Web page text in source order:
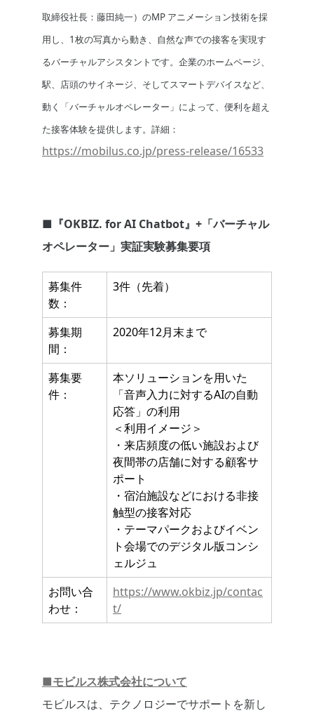
取締役社長：藤田純一）のMP アニメーション技術を採
用し、1枚の写真から動き、自然な声での接客を実現す
るバーチャルアシスタントです。企業のホームページ、
駅、店頭のサイネージ、そしてスマートデバイスなど、
動く「バーチャルオペレーター」によって、便利を超え
た接客体験を提供します。詳細：
https://mobilus.co.jp/press-release/16533
■『OKBIZ. for AI Chatbot』+「バーチャル
オペレーター」実証実験募集要項
募集件
数：
3件（先着）
募集期
間：
2020年12月末まで
募集要
件：
本ソリューションを用いた
「音声入力に対するAIの自動
応答」の利用
＜利用イメージ＞
・来店頻度の低い施設および
夜間帯の店舗に対する顧客サ
ポート
・宿泊施設などにおける非接
触型の接客対応
・テーマパークおよびイベン
ト会場でのデジタル版コンシ
ェルジュ
お問い合
わせ：
https://www.okbiz.jp/contac
t/
■モビルス株式会社について
モビルスは、テクノロジーでサポートを新し